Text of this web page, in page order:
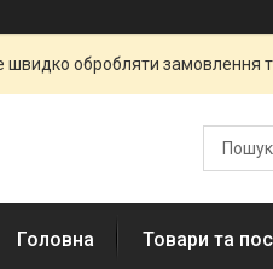
швидко обробляти замовлення
Головна Товари та